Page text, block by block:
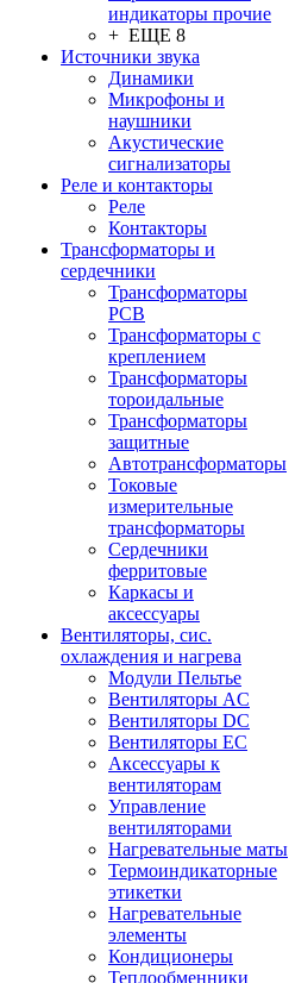
индикаторы прочие
+ ЕЩЕ 8
Источники звука
Динамики
Микрофоны и
наушники
Акустические
сигнализаторы
Реле и контакторы
Реле
Контакторы
Трансформаторы и
сердечники
Трансформаторы
PCB
Трансформаторы с
креплением
Трансформаторы
тороидальные
Трансформаторы
защитные
Автотрансформаторы
Токовые
измерительные
трансформаторы
Сердечники
ферритовые
Каркасы и
аксессуары
Вентиляторы, сис.
охлаждения и нагрева
Модули Пельтье
Вентиляторы AC
Вентиляторы DC
Вентиляторы EC
Аксессуары к
вентиляторам
Управление
вентиляторами
Нагревательные маты
Термоиндикаторные
этикетки
Нагревательные
элементы
Кондиционеры
Теплообменники